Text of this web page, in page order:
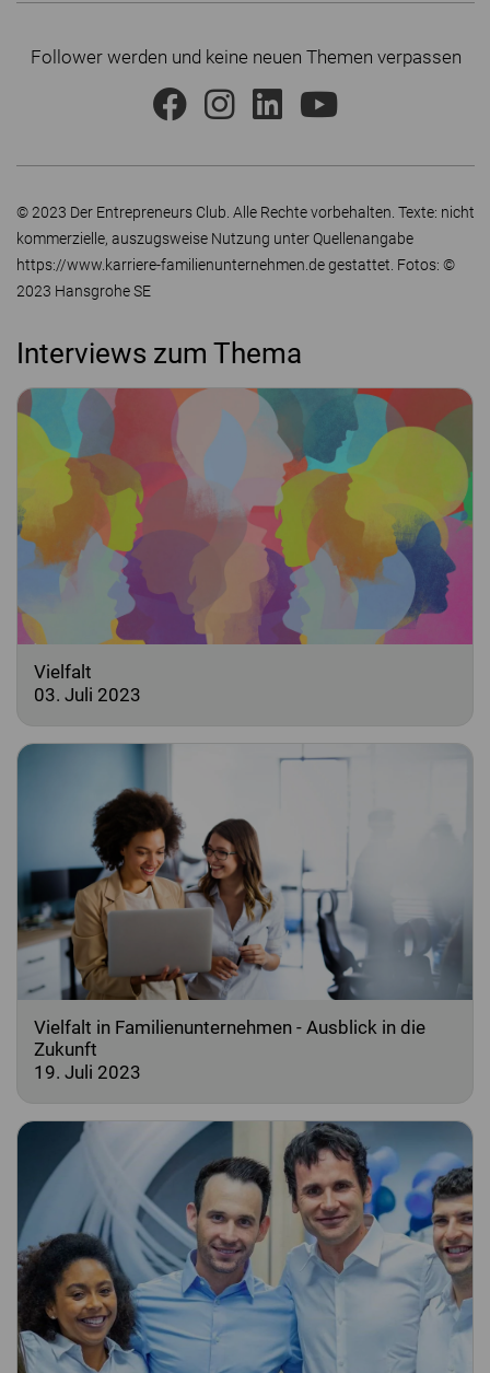
Follower werden und keine neuen Themen verpassen
© 2023 Der Entrepreneurs Club. Alle Rechte vorbehalten. Texte: nicht
kommerzielle, auszugsweise Nutzung unter Quellenangabe
https://www.karriere-familienunternehmen.de gestattet. Fotos: ©
2023 Hansgrohe SE
Interviews zum Thema
Vielfalt
03. Juli 2023
Vielfalt in Familienunternehmen - Ausblick in die
Zukunft
19. Juli 2023